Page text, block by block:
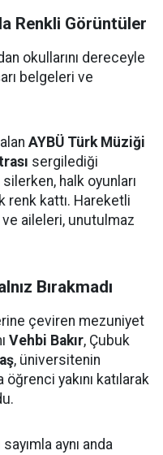
Renkli Görüntüler
okullarını dereceyle
belgeleri ve
AYBÜ Türk Müziği
sergilediği
halk oyunları
kattı. Hareketli
aileleri, unutulmaz
Bırakmadı
çeviren mezuniyet
Vehbi Bakır, Çubuk
, üniversitenin
yakını katılarak
aynı anda